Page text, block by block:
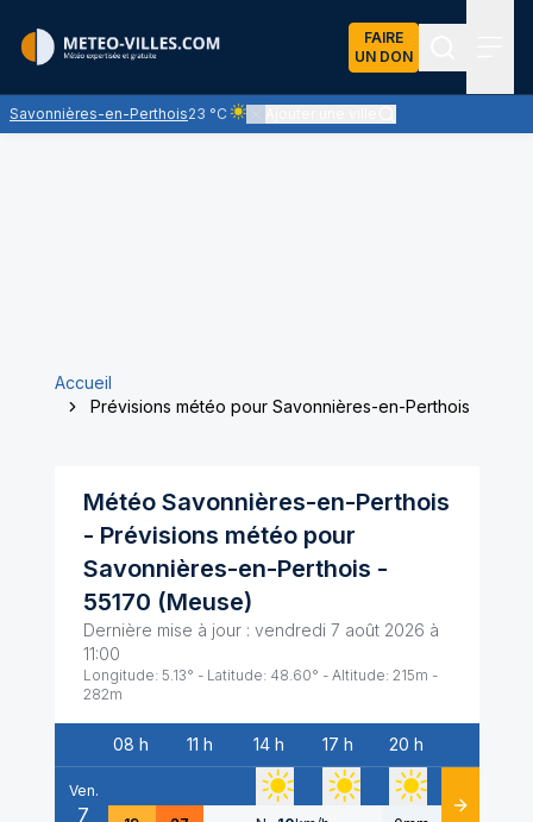
FAIRE
UN DON
Savonnières-en-Perthois23 °C
Ciel clair - quasiment pas de nuages et un
Accueil
Prévisions météo pour Savonnières-en-Perthois
Météo Savonnières-en-Perthois
- Prévisions météo pour
Savonnières-en-Perthois -
55170 (Meuse)
Dernière mise à jour : vendredi 7 août 2026 à
11:00
Longitude: 5.13° - Latitude: 48.60° - Altitude: 215m -
282m
Date
08 h 11 h 14 h 17 h 20 h
Ven.
7 Détails